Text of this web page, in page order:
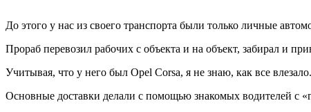
До этого у нас из своего транспорта были только личные
Прораб перевозил рабочих с объекта и на объект, забирал и
Учитывая, что у него был Opel Corsa, я не знаю, как все влезало.
Основные доставки делали с помощью знакомых водителей с